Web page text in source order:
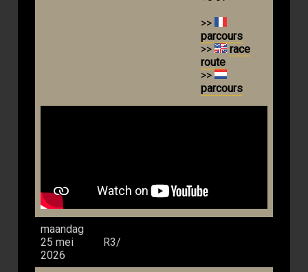
>>
parcours
>>
race
route
>>
parcours
maandag
25 mei
2026
R3/